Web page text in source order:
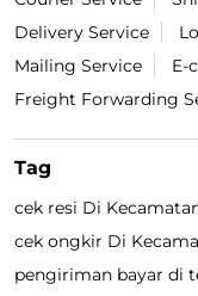
Delivery Service
Mailing Service
E-
Freight Forwarding
Tag
cek resi Di
cek ongkir Di
pengiriman bayar di